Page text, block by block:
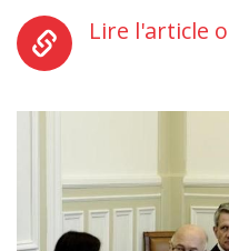
Lire l'article